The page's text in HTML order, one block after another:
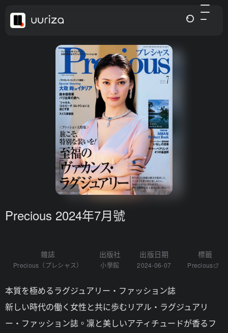
Precious 2024年7月號
雜誌
Precious（プレシャス）
出版社
小學館
出版日期
2024-06-07
標籤
Precious
本質を極めるラグジュアリー・ファッション誌
新しい時代の働く女性と共に歩むリアル・ラグジュアリ
ー・ファッション誌。凜と美しいアティチュードが香るフ